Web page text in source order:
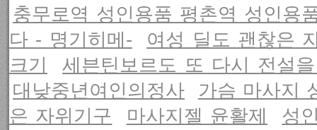
충무로역 성인용품 평촌역 성인용
다 - 명기히메-
여성 딜도 괜찮은
크기
세븐틴보르도 또 다시 전설
대낮중년여인의정사
가슴 마사지
은 자위기구
마사지젤 윤활제
성